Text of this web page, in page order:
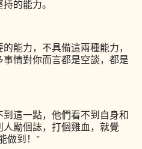
的能力。
能力，不具備這兩種能力，
情對你而言都是空談，都是
這一點，他們看不到自身和
勵個誌，打個雞血，就覺
做到！"